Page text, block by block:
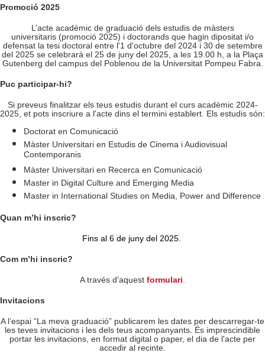
Promoció 2025
L’acte acadèmic de graduació dels estudis de màsters
universitaris (promoció 2025) i doctorands que hagin dipositat i/o
defensat la tesi doctoral entre l'1 d'octubre del 2024 i 30 de setembre
del 2025 se celebrarà el 25 de juny del 2025, a les 19.00 h, a la Plaça
Gutenberg del campus del Poblenou de la Universitat Pompeu Fabra.
Puc participar-hi?
Si preveus finalitzar els teus estudis durant el curs acadèmic 2024-
2025, et pots inscriure a l'acte dins el termini establert. Els estudis són:
Doctorat en Comunicació
Màster Universitari en Estudis de Cinema i Audiovisual
Contemporanis
Màster Universitari en Recerca en Comunicació
Master in Digital Culture and Emerging Media
Master in International Studies on Media, Power and Difference
Quan m’hi inscric?
Fins al 6 de juny del 2025.
Com m’hi inscric?
A través d'aquest formulari
Invitacions
A l’espai “La meva graduació” publicarem les dates per descarregar-te
les teves invitacions i les dels teus acompanyants. És imprescindible
portar les invitacions, en format digital o paper, el dia de l'acte per
accedir al recinte.